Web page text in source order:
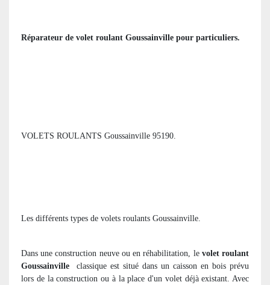
Réparateur de volet roulant Goussainville pour particuliers.
VOLETS ROULANTS Goussainville 95190.
Les différents types de volets roulants Goussainville.
Dans une construction neuve ou en réhabilitation, le volet roulant
Goussainville
classique est situé dans un caisson en bois prévu
lors de la construction ou à la place d'un volet déjà existant. Avec